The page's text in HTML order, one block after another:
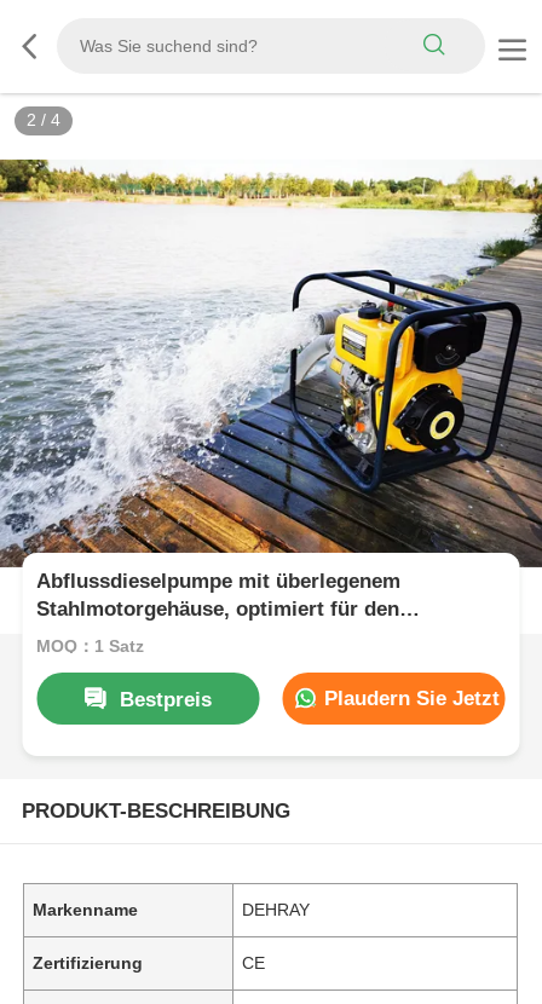
3 / 4
Abflussdieselpumpe mit überlegenem
Stahlmotorgehäuse, optimiert für den
Dauerbetrieb und bei hohen Belastungen
MOQ：1 Satz
Bestpreis Plaudern Sie Jetzt
PRODUKT-BESCHREIBUNG
Markenname DEHRAY
Zertifizierung CE